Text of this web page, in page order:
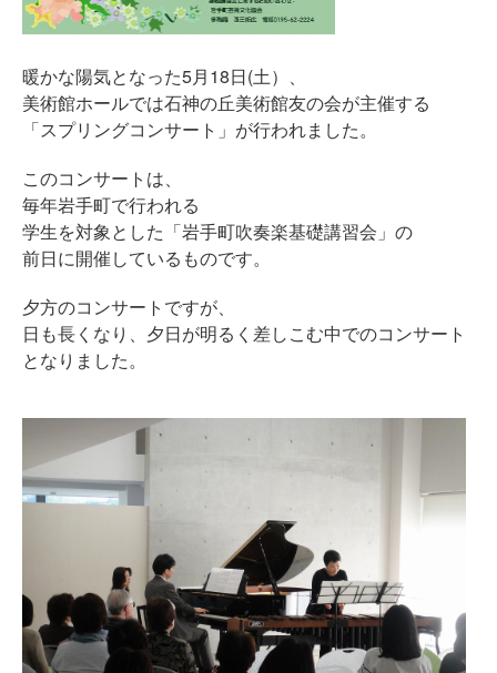
暖かな陽気となった5月18日(土）、
美術館ホールでは石神の丘美術館友の会が主催する
「スプリングコンサート」が行われました。
このコンサートは、
毎年岩手町で行われる
学生を対象とした「岩手町吹奏楽基礎講習会」の
前日に開催しているものです。
夕方のコンサートですが、
日も長くなり、夕日が明るく差しこむ中でのコンサート
となりました。